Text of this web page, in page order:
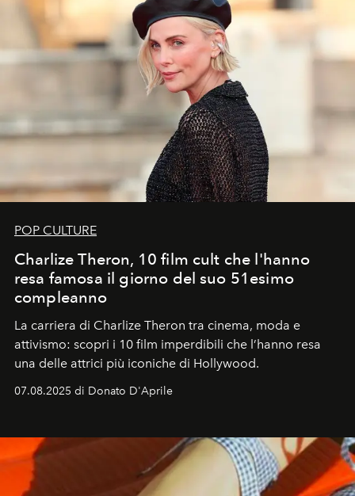
POP CULTURE
Charlize Theron, 10 film cult che l'hanno
resa famosa il giorno del suo 51esimo
compleanno
La carriera di Charlize Theron tra cinema, moda e
attivismo: scopri i 10 film imperdibili che l’hanno resa
una delle attrici più iconiche di Hollywood.
07.08.2025 di Donato D'Aprile